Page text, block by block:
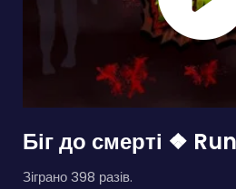
Біг до смерті ❖
Зіграно 398 разів.